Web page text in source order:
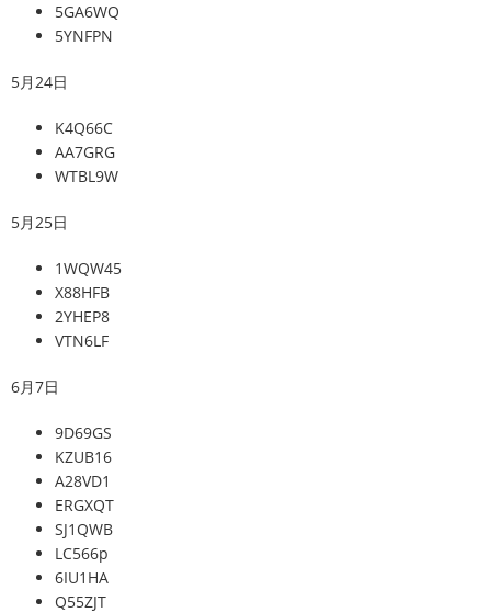
5GA6WQ
5YNFPN
5月24日
K4Q66C
AA7GRG
WTBL9W
5月25日
1WQW45
X88HFB
2YHEP8
VTN6LF
6月7日
9D69GS
KZUB16
A28VD1
ERGXQT
SJ1QWB
LC566p
6IU1HA
Q55ZJT